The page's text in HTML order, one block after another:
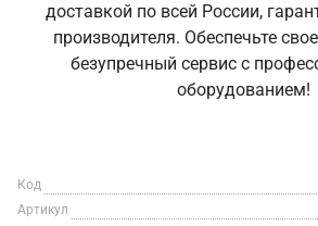
доставкой по всей России,
производителя. Обеспечьте
безупречный сервис с
оборудованием!
Код
Артикул